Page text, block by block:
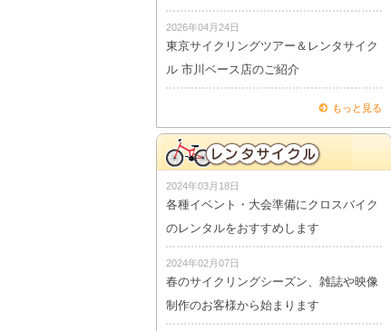
2026年04月24日
東京サイクリングツアー＆レンタサイク
ル 市川ベース店のご紹介
もっと見る
2024年03月18日
各種イベント・大会準備にクロスバイク
のレンタルをおすすめします
2024年02月07日
春のサイクリングシーズン、雑誌や映像
制作のお客様から始まります